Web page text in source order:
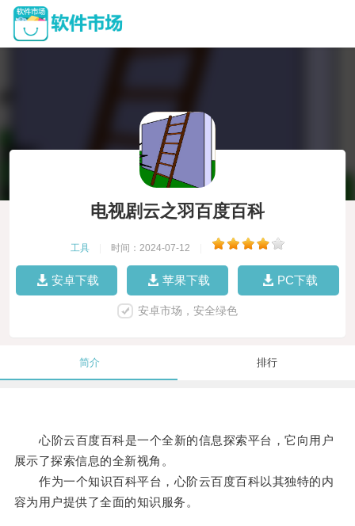
电视剧云之羽百度百科
工具 时间：2024-07-12
安卓下载 苹果下载 PC下载
安卓市场，安全绿色
简介 排行
心阶云百度百科是一个全新的信息探索平台，它向用户
展示了探索信息的全新视角。
作为一个知识百科平台，心阶云百度百科以其独特的内
容为用户提供了全面的知识服务。